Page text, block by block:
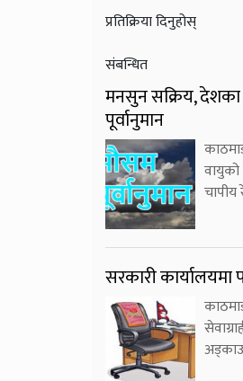
प्रतिक्रिया दिनुहोस्
संबन्धित
मनसुन सक्रिय, देशका
पूर्वानुमान
सरकारी कार्यालयमा